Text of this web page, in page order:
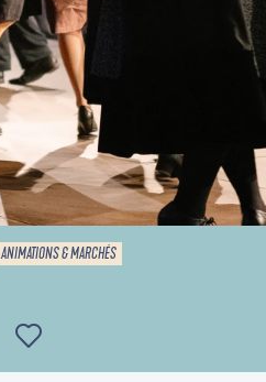
ANIMATIONS & MARCHÉS
Ajouter aux